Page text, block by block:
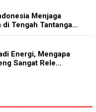
Menjaga
Tengah Tantanga…
Energi, Mengapa
Sangat Rele…